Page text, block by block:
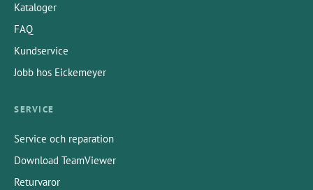
Kataloger
FAQ
Kundservice
Jobb hos Eickemeyer
SERVICE
Service och reparation
Download TeamViewer
Returvaror